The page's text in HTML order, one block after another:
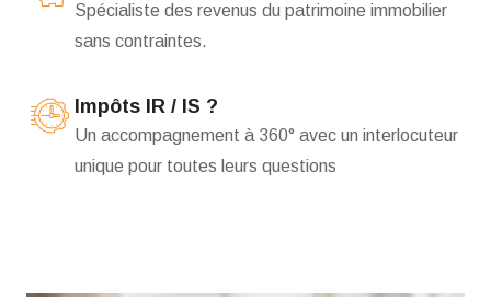
Spécialiste des revenus du patrimoine immobilier
sans contraintes.
Impôts IR / IS ?
Un accompagnement à 360° avec un interlocuteur
unique pour toutes leurs questions